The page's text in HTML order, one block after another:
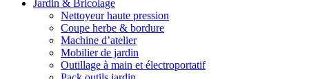
Jardin & Bricolage
Nettoyeur haute pression
Coupe herbe & bordure
Machine d’atelier
Mobilier de jardin
Outillage à main et électroportatif